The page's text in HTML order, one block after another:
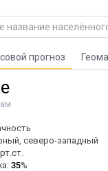
прогноз
северо-западный
35%